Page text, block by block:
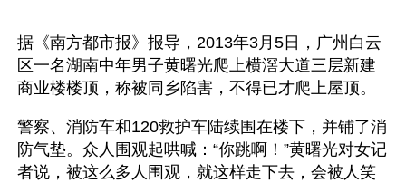
据《南方都市报》报导，2013年3月5日，广州白云
区一名湖南中年男子黄曙光爬上横滘大道三层新建
商业楼楼顶，称被同乡陷害，不得已才爬上屋顶。
警察、消防车和120救护车陆续围在楼下，并铺了消
防气垫。众人围观起哄喊：“你跳啊！”黄曙光对女记
者说，被这么多人围观，就这样走下去，会被人笑